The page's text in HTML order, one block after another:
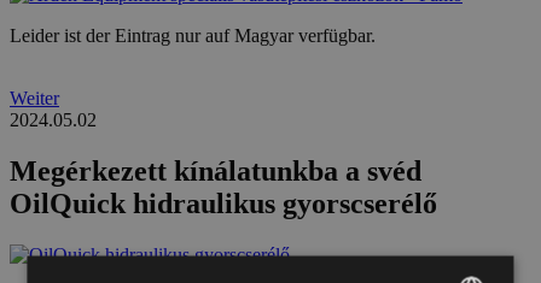
Leider ist der Eintrag nur auf Magyar verfügbar.
Weiter
2024.05.02
Megérkezett kínálatunkba a svéd
OilQuick hidraulikus gyorscserélő